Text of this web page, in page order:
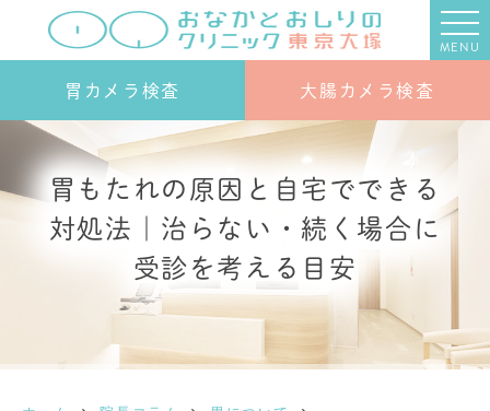
MENU
胃カメラ検査 大腸カメラ検査
胃もたれの原因と自宅でできる
対処法｜治らない・続く場合に
受診を考える目安